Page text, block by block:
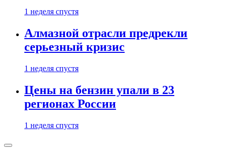
1 неделя спустя
Алмазной отрасли предрекли
серьезный кризис
1 неделя спустя
Цены на бензин упали в 23
регионах России
1 неделя спустя